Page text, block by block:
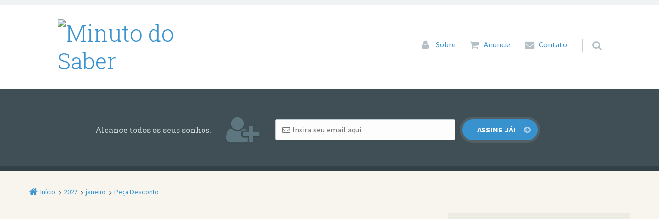
Pular para o conteúdo
Sobre Anuncie Contato
Alcance todos os seus sonhos.
Início 2022 janeiro Peça Desconto